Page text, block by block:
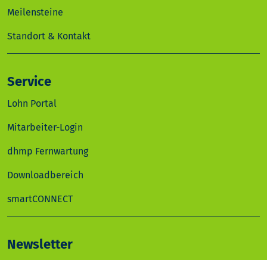
Meilensteine
Standort & Kontakt
Service
Lohn Portal
Mitarbeiter-Login
dhmp Fernwartung
Downloadbereich
smartCONNECT
Newsletter